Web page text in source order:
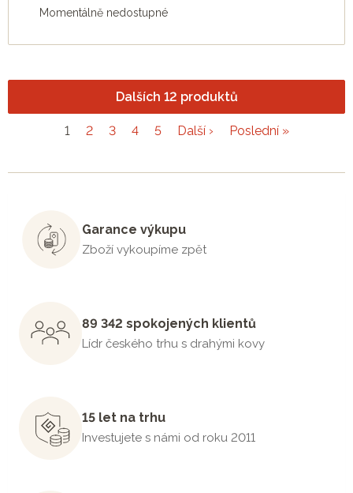
Momentálně nedostupné
Dalších 12 produktů
1 2 3 4 5 Další › Poslední »
Garance výkupu
Zboží vykoupíme zpět
89 342 spokojených klientů
Lídr českého trhu s drahými kovy
15 let na trhu
Investujete s námi od roku 2011